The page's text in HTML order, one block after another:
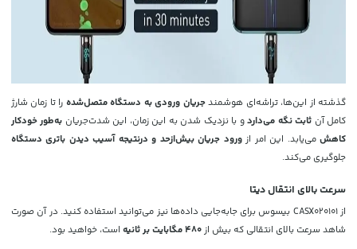
گذشته از این‌ها، تراشه‌ای هوشمندجریان ورودی به دستگاه متصل‌شده را تا زمان شارژ
کامل آن ثابت نگه می‌داردو با نزدیک شدن به این زمان، این شدت‌جریان به‌طور خودکار
کاهش می‌یابد. این امر ازورود جریان بیش‌ازحد و درنتیجه آسیب دیدن باتری دستگاه
جلوگیری می‌کند.
سرعت بالای انتقال دیتا
از CASX020101 بیسوس برای جابه‌جایی داده‌ها نیز می‌توانید استفاده کنید. در آن صورت
شاهد سرعت بالای انتقالی که بیش از480 مگابایت بر ثانیه
است، خواهید بود.